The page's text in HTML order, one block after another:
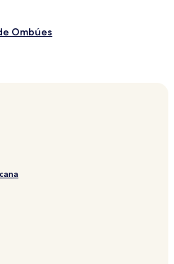
Ombúes